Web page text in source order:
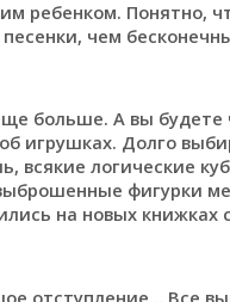
ребенком. Понятно,
чем
больше. А вы
игрушках. Долго
всякие логические
фигурки
на новых
отступление… Все